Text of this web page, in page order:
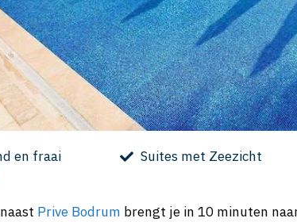
en fraai
Suites met Zeezicht
Prive Bodrum brengt je in 10 minuten